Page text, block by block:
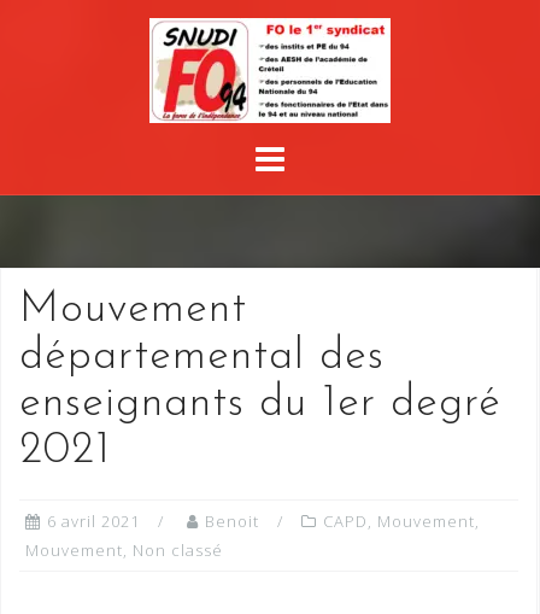
Mouvement
départemental des
enseignants du 1er degré
2021
6 avril 2021 Benoit CAPD, Mouvement,
Mouvement, Non classé